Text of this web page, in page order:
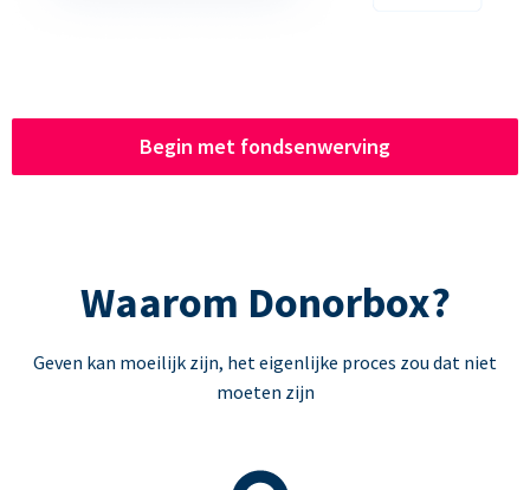
Begin met fondsenwerving
Waarom Donorbox?
Geven kan moeilijk zijn, het eigenlijke proces zou dat niet
moeten zijn